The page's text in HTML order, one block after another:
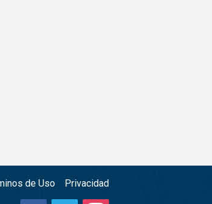
de Uso Privacidad